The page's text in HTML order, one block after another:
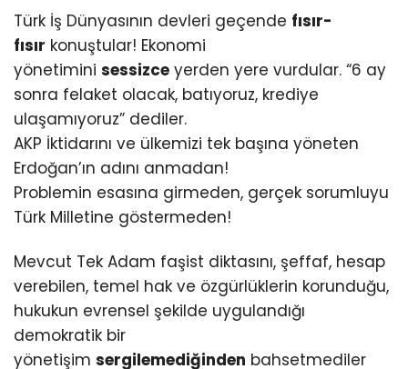
Türk İş Dünyasının devleri geçende fısır-
fısır konuştular! Ekonomi
yönetimini sessizce yerden yere vurdular. “6 ay
sonra felaket olacak, batıyoruz, krediye
ulaşamıyoruz” dediler.
AKP İktidarını ve ülkemizi tek başına yöneten
Erdoğan’ın adını anmadan!
Problemin esasına girmeden, gerçek sorumluyu
Türk Milletine göstermeden!
Mevcut Tek Adam faşist diktasını, şeffaf, hesap
verebilen, temel hak ve özgürlüklerin korunduğu,
hukukun evrensel şekilde uygulandığı
demokratik bir
yönetişim sergilemediğinden bahsetmediler